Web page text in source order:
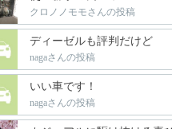
クロノノモモさんの投稿
ディーゼルも評判だけど
nagaさんの投稿
いい車です！
nagaさんの投稿